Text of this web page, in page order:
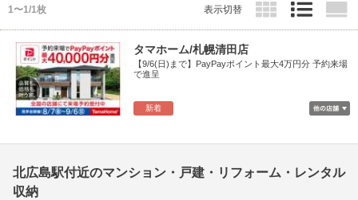
1〜1/1枚 表示切替
新着
タマホーム/札幌清田店
【9/6(日)まで】PayPayポイント最大4万円分 予約来場
で進呈
北広島駅付近のマンション・戸建・リフォーム・レンタル
収納